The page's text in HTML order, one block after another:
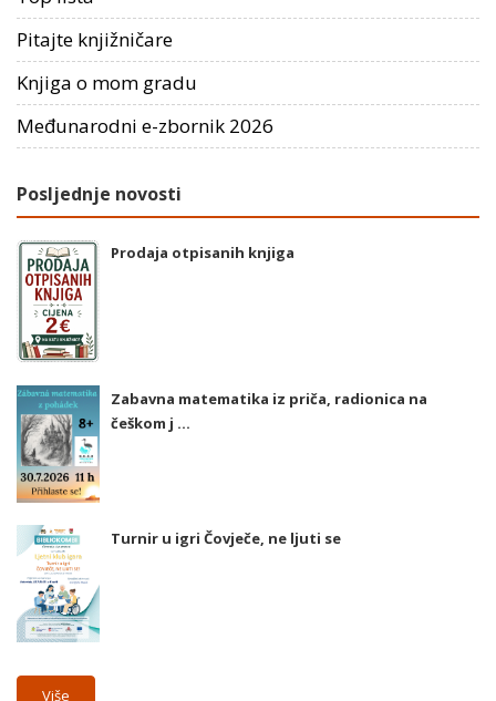
Pitajte knjižničare
Knjiga o mom gradu
Međunarodni e-zbornik 2026
Posljednje novosti
Prodaja otpisanih knjiga
Zabavna matematika iz priča, radionica na
češkom j ...
Turnir u igri Čovječe, ne ljuti se
Više